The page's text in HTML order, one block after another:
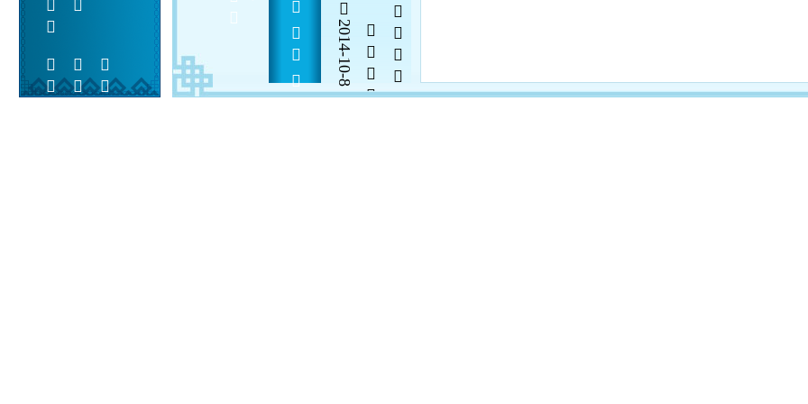
  
2014-10-8